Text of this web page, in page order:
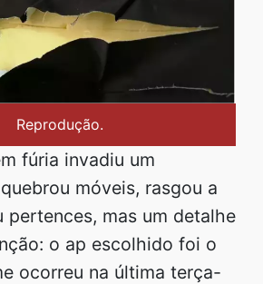
Reprodução.
fúria invadiu um
móveis, rasgou a
mas um detalhe
o ap escolhido foi o
ocorreu na última terça-